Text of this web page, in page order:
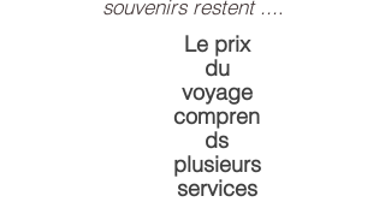
souvenirs restent ....
Le prix
du
voyage
compren
ds
plusieurs
services